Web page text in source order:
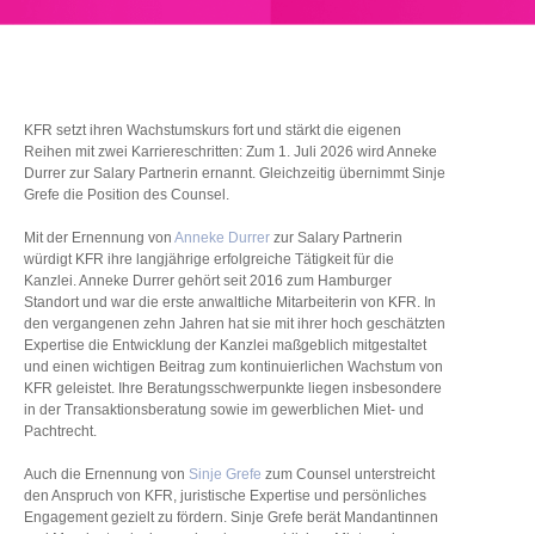
KFR setzt ihren Wachstumskurs fort und stärkt die eigenen
Reihen mit zwei Karriereschritten: Zum 1. Juli 2026 wird Anneke
Durrer zur Salary Partnerin ernannt. Gleichzeitig übernimmt Sinje
Grefe die Position des Counsel.
Mit der Ernennung von Anneke Durrer zur Salary Partnerin
würdigt KFR ihre langjährige erfolgreiche Tätigkeit für die
Kanzlei. Anneke Durrer gehört seit 2016 zum Hamburger
Standort und war die erste anwaltliche Mitarbeiterin von KFR. In
den vergangenen zehn Jahren hat sie mit ihrer hoch geschätzten
Expertise die Entwicklung der Kanzlei maßgeblich mitgestaltet
und einen wichtigen Beitrag zum kontinuierlichen Wachstum von
KFR geleistet. Ihre Beratungsschwerpunkte liegen insbesondere
in der Transaktionsberatung sowie im gewerblichen Miet- und
Pachtrecht.
Auch die Ernennung von Sinje Grefe zum Counsel unterstreicht
den Anspruch von KFR, juristische Expertise und persönliches
Engagement gezielt zu fördern. Sinje Grefe berät Mandantinnen